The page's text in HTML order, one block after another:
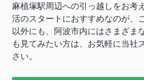
麻植塚駅周辺への引っ越しをお考
活のスタートにおすすめなのが、
以外にも、阿波市内にはさまざま
も見てみたい方は、お気軽に当社
さい。